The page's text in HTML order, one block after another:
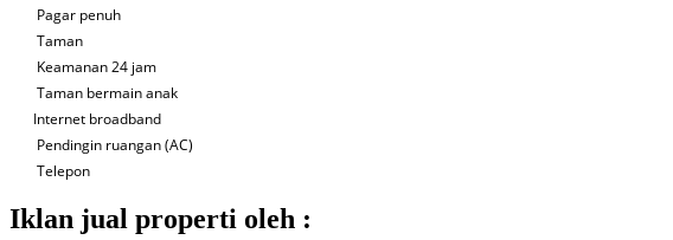
Pagar penuh
Taman
Keamanan 24 jam
Taman bermain anak
Internet broadband
Pendingin ruangan (AC)
Telepon
Iklan jual properti oleh :